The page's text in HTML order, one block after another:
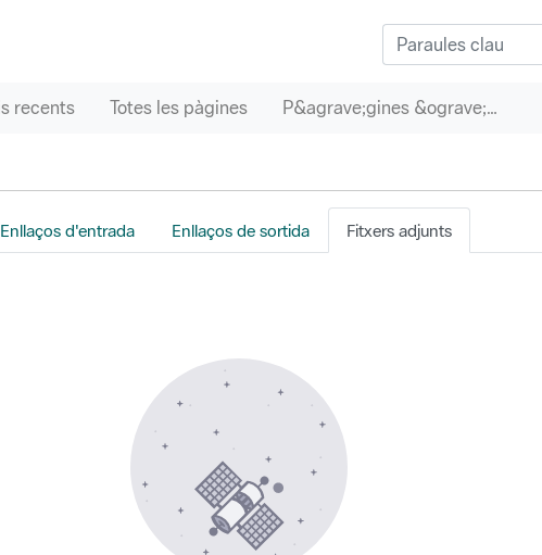
recents Totes les pàgines P&agrave;gines &ograve;rfenes
Enllaços d'entrada Enllaços de sortida Fitxers adjunts